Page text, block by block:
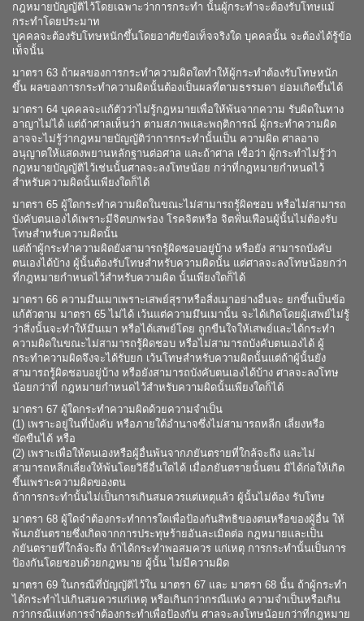
กฎหมายบัญญัติไว้โดยเฉพาะว่าการกระทำ นั้นผู้กระทำจะต้องรับโทษแม้
กระทำโดยประมาท
บุคคลจะต้องรับโทษหนักขึ้นโดยอาศัยข้อเท็จจริงใด บุคคลนั้น จะต้องได้รู้ข้อ
เท็จนั้น
มาตรา 63 ถ้าผลของการกระทำความผิดใดทำให้ผู้กระทำต้องรับโทษหนัก
ขึ้น ผลของการกระทำความผิดนั้นต้องเป็นผลที่ตามธรรมดา ย่อมเกิดขึ้นได้
มาตรา 64 บุคคลจะแก้ตัวว่าไม่รู้กฎหมายเพื่อให้พ้นจากความ รับผิดในทาง
อาญาไม่ได้ แต่ถ้าศาลเห็นว่า ตามสภาพและพฤติการณ์ ผู้กระทำความผิด
อาจจะไม่รู้ว่ากฎหมายบัญญัติว่าการกระทำนั้นเป็น ความผิด ศาลอาจ
อนุญาตให้แสดงพยานหลักฐานต่อศาล และถ้าศาล เชื่อว่า ผู้กระทำไม่รู้ว่า
กฎหมายบัญญัติไว้เช่นนั้นศาลจะลงโทษน้อย กว่าที่กฎหมายกำหนดไว้
สำหรับความผิดนั้นเพียงใดก็ได้
มาตรา 65 ผู้ใดกระทำความผิดในขณะไม่สามารถรู้ผิดชอบ หรือไม่สามารถ
บังคับตนเองได้เพราะมีจิตบกพร่อง โรคจิตหรือ จิตฟั่นเฟือนผู้นั้นไม่ต้องรับ
โทษสำหรับความผิดนั้น
แต่ถ้าผู้กระทำความผิดยังสามารถรู้ผิดชอบอยู่บ้าง หรือยัง สามารถบังคับ
ตนเองได้บ้าง ผู้นั้นต้องรับโทษสำหรับความผิดนั้น แต่ศาลจะลงโทษน้อยกว่า
ที่กฎหมายกำหนดไว้สำหรับความผิด นั้นเพียงใดก็ได้
มาตรา 66 ความมึนเมาเพราะเสพย์สุราหรือสิ่งเมาอย่างอื่นจะ ยกขึ้นเป็นข้อ
แก้ตัวตาม มาตรา 65 ไม่ได้ เว้นแต่ความมึนเมานั้น จะได้เกิดโดยผู้เสพย์ไม่รู้
ว่าสิ่งนั้นจะทำให้มึนเมา หรือได้เสพย์โดย ถูกขืนใจให้เสพย์และได้กระทำ
ความผิดในขณะไม่สามารถรู้ผิดชอบ หรือไม่สามารถบังคับตนเองได้ ผู้
กระทำความผิดจึงจะได้รับยก เว้นโทษสำหรับความผิดนั้นแต่ถ้าผู้นั้นยัง
สามารถรู้ผิดชอบอยู่บ้าง หรือยังสามารถบังคับตนเองได้บ้าง ศาลจะลงโทษ
น้อยกว่าที่ กฎหมายกำหนดไว้สำหรับความผิดนั้นเพียงใดก็ได้
มาตรา 67 ผู้ใดกระทำความผิดด้วยความจำเป็น
(1) เพราะอยู่ในที่บังคับ หรือภายใต้อำนาจซึ่งไม่สามารถหลีก เลี่ยงหรือ
ขัดขืนได้ หรือ
(2) เพราะเพื่อให้ตนเองหรือผู้อื่นพ้นจากภยันตรายที่ใกล้จะถึง และไม่
สามารถหลีกเลี่ยงให้พ้นโดยวิธีอื่นใดได้ เมื่อภยันตรายนั้นตน มิได้ก่อให้เกิด
ขึ้นเพราะความผิดของตน
ถ้าการกระทำนั้นไม่เป็นการเกินสมควรแต่เหตุแล้ว ผู้นั้นไม่ต้อง รับโทษ
มาตรา 68 ผู้ใดจำต้องกระทำการใดเพื่อป้องกันสิทธิของตนหรือของผู้อื่น ให้
พ้นภยันตรายซึ่งเกิดจากการประทุษร้ายอันละเมิดต่อ กฎหมายและเป็น
ภยันตรายที่ใกล้จะถึง ถ้าได้กระทำพอสมควร แก่เหตุ การกระทำนั้นเป็นการ
ป้องกันโดยชอบด้วยกฎหมาย ผู้นั้น ไม่มีความผิด
มาตรา 69 ในกรณีที่บัญญัติไว้ใน มาตรา 67 และ มาตรา 68 นั้น ถ้าผู้กระทำ
ได้กระทำไปเกินสมควรแก่เหตุ หรือเกินกว่ากรณีแห่ง ความจำเป็นหรือเกิน
กว่ากรณีแห่งการจำต้องกระทำเพื่อป้องกัน ศาลจะลงโทษน้อยกว่าที่กฎหมาย